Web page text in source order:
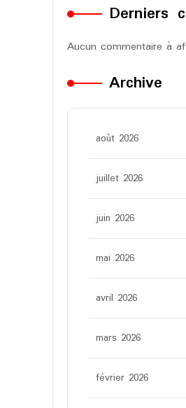
Derniers
Aucun commentaire à
Archive
août 2026
juillet 2026
juin 2026
mai 2026
avril 2026
mars 2026
février 2026